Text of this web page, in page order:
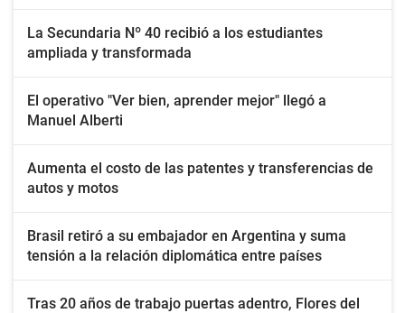
La Secundaria Nº 40 recibió a los estudiantes
ampliada y transformada
El operativo "Ver bien, aprender mejor" llegó a
Manuel Alberti
Aumenta el costo de las patentes y transferencias de
autos y motos
Brasil retiró a su embajador en Argentina y suma
tensión a la relación diplomática entre países
Tras 20 años de trabajo puertas adentro, Flores del